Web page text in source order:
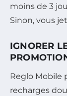
moins de 3
Sinon, vous
IGNORER
Reglo Mobile
recharges